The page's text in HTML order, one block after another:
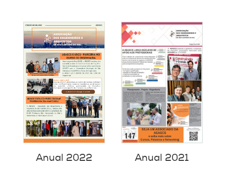
Anual 2022 Anual 2021